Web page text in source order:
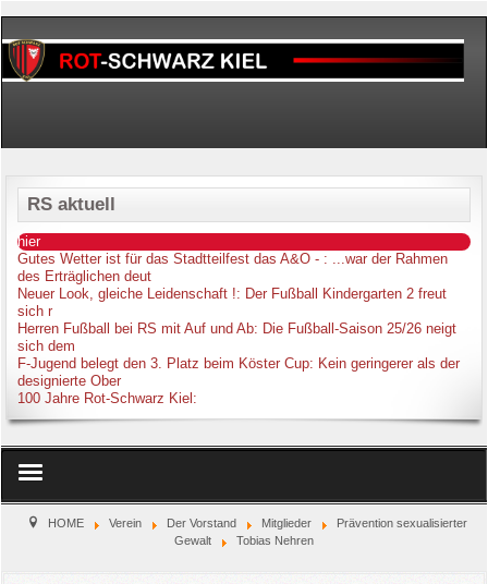
RS aktuell
hier
Gutes Wetter ist für das Stadtteilfest das A&O - : ...war der Rahmen
des Erträglichen deut
Neuer Look, gleiche Leidenschaft !: Der Fußball Kindergarten 2 freut
sich r
Herren Fußball bei RS mit Auf und Ab: Die Fußball-Saison 25/26 neigt
sich dem
F-Jugend belegt den 3. Platz beim Köster Cup: Kein geringerer als der
designierte Ober
100 Jahre Rot-Schwarz Kiel :
Home
HOME Verein Der Vorstand Mitglieder
Prävention sexualisierter
Gewalt
Tobias Nehren